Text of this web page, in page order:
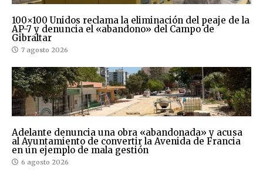
100×100 Unidos reclama la eliminación del peaje de la
AP-7 y denuncia el «abandono» del Campo de
Gibraltar
7 agosto 2026
Adelante denuncia una obra «abandonada» y acusa
al Ayuntamiento de convertir la Avenida de Francia
en un ejemplo de mala gestión
6 agosto 2026